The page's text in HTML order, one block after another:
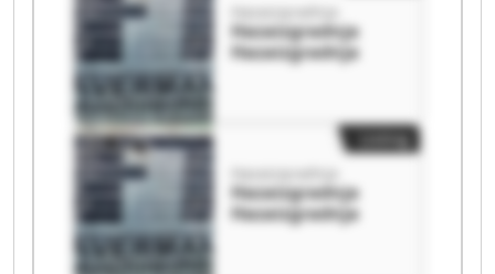
Hazaizgradnja
Hazaizgradnja
Hazaizgradnja
Hazaizgradnja
Hazaizgradnja
Hazaizgradnja